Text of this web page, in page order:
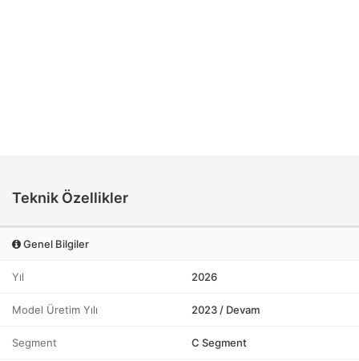
Teknik Özellikler
Genel Bilgiler
Yıl 2026
Model Üretim Yılı 2023 / Devam
Segment C Segment